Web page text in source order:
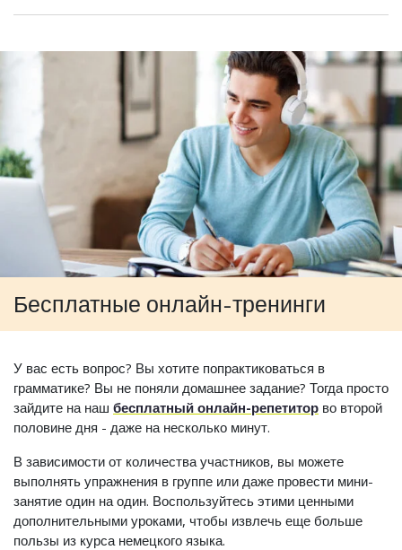
Бесплатные онлайн-тренинги
У вас есть вопрос? Вы хотите попрактиковаться в
грамматике? Вы не поняли домашнее задание? Тогда просто
зайдите на наш бесплатный онлайн-репетитор во второй
половине дня - даже на несколько минут.
В зависимости от количества участников, вы можете
выполнять упражнения в группе или даже провести мини-
занятие один на один. Воспользуйтесь этими ценными
дополнительными уроками, чтобы извлечь еще больше
пользы из курса немецкого языка.